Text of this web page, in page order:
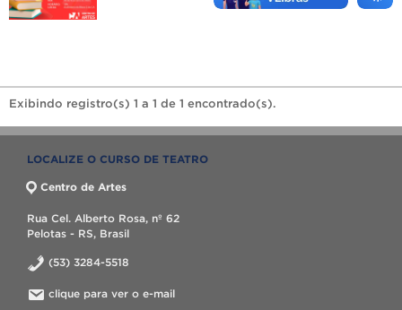
Exibindo registro(s) 1 a 1 de 1 encontrado(s).
LOCALIZE O CURSO DE TEATRO
Centro de Artes
Rua Cel. Alberto Rosa, nº 62
Pelotas - RS, Brasil
(53) 3284-5518
clique para ver o e-mail